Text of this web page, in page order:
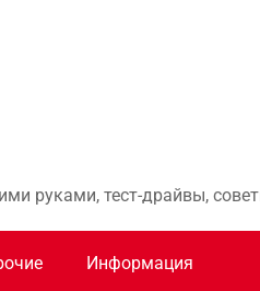
руками, тест-драйвы,
Информация